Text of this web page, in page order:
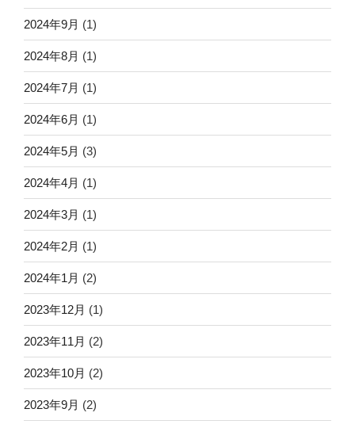
2024年9月 (1)
2024年8月 (1)
2024年7月 (1)
2024年6月 (1)
2024年5月 (3)
2024年4月 (1)
2024年3月 (1)
2024年2月 (1)
2024年1月 (2)
2023年12月 (1)
2023年11月 (2)
2023年10月 (2)
2023年9月 (2)